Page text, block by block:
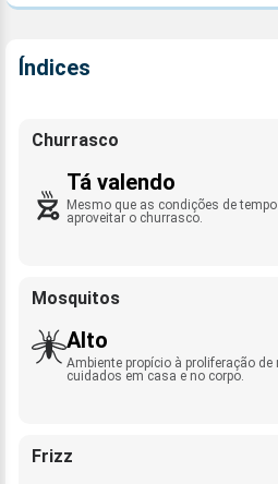
Índices
Churrasco
Tá valendo
Mesmo que as condições de
aproveitar o churrasco.
Mosquitos
Alto
Ambiente propício à proliferação
cuidados em casa e no corpo.
Frizz